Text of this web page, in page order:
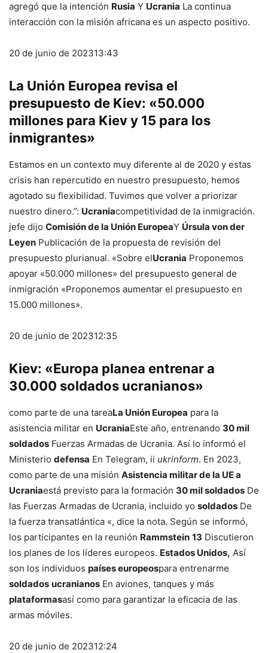
agregó que la intención Rusia Y Ucrania La continua
interacción con la misión africana es un aspecto positivo.
20 de junio de 202313:43
La Unión Europea revisa el
presupuesto de Kiev: «50.000
millones para Kiev y 15 para los
inmigrantes»
Estamos en un contexto muy diferente al de 2020 y estas
crisis han repercutido en nuestro presupuesto, hemos
agotado su flexibilidad. Tuvimos que volver a priorizar
nuestro dinero.”: Ucraniacompetitividad de la inmigración.
jefe dijo Comisión de la Unión EuropeaY Úrsula von der
Leyen Publicación de la propuesta de revisión del
presupuesto plurianual. «Sobre elUcrania Proponemos
apoyar «50.000 millones» del presupuesto general de
inmigración «Proponemos aumentar el presupuesto en
15.000 millones».
20 de junio de 202312:35
Kiev: «Europa planea entrenar a
30.000 soldados ucranianos»
como parte de una tareaLa Unión Europea para la
asistencia militar en UcraniaEste año, entrenando 30 mil
soldados Fuerzas Armadas de Ucrania. Así lo informó el
Ministerio defensa En Telegram, ii ukrinform. En 2023,
como parte de una misión Asistencia militar de la UE a
Ucraniaestá previsto para la formación 30 mil soldados De
las Fuerzas Armadas de Ucrania, incluido yo soldados De
la fuerza transatlántica «, dice la nota. Según se informó,
los participantes en la reunión Rammstein 13 Discutieron
los planes de los líderes europeos. Estados Unidos, Así
son los individuos países europeospara entrenarme
soldados ucranianos En aviones, tanques y más
plataformasasí como para garantizar la eficacia de las
armas móviles.
20 de junio de 202312:24